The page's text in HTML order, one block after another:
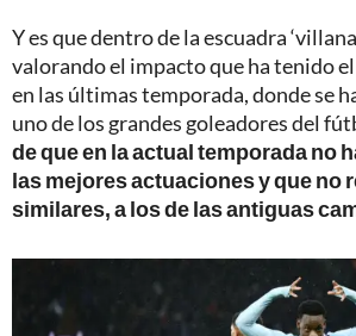
Y es que dentro de la escuadra
valorando el impacto que ha tenido
en las últimas temporada, donde se
uno de los grandes goleadores del
de que en la actual temporada no
las mejores actuaciones y que no
similares, a los de las antiguas